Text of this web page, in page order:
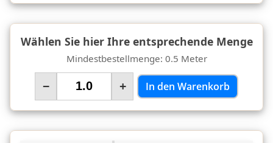
Wählen Sie hier Ihre entsprechende Menge
Mindestbestellmenge: 0.5 Meter
− + In den Warenkorb